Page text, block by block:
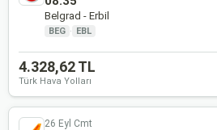
Belgrad - Erbil
BEG · EBL
4.328,62 TL
Türk Hava Yolları
26 Eyl Cmt